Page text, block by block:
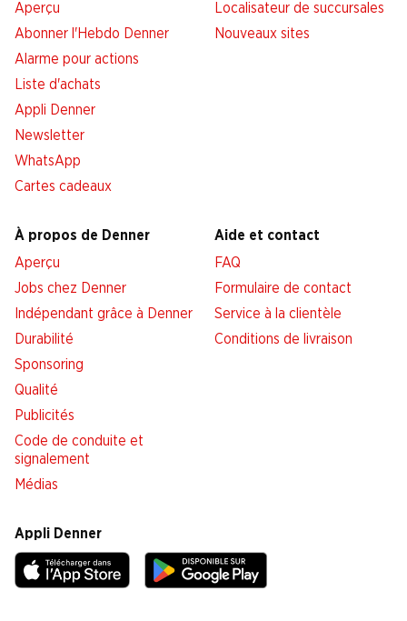
Aperçu
Abonner l'Hebdo Denner
Alarme pour actions
Liste d'achats
Appli Denner
Newsletter
WhatsApp
Cartes cadeaux
Localisateur de succursales
Nouveaux sites
À propos de Denner
Aperçu
Jobs chez Denner
Indépendant grâce à Denner
Durabilité
Sponsoring
Qualité
Publicités
Code de conduite et
signalement
Médias
Aide et contact
FAQ
Formulaire de contact
Service à la clientèle
Conditions de livraison
Appli Denner